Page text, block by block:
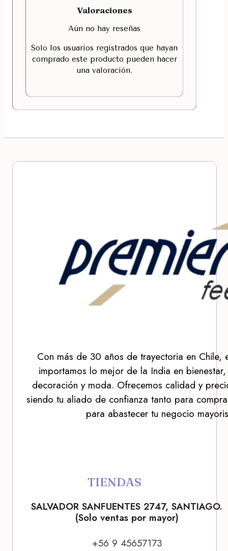
Valoraciones
Aún no hay reseñas
Solo los usuarios registrados que hayan
comprado este producto pueden hacer
una valoración.
Con más de 30 años de trayectoria en Chile,
importamos lo mejor de la India en
decoración y moda. Ofrecemos calidad y
siendo tu aliado de confianza tanto para
para abastecer tu negocio
TIENDAS
SALVADOR SANFUENTES 2747, SANTIAGO.
(Solo ventas por mayor)
+56 9 45657173